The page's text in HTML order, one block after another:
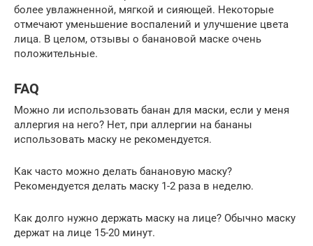
более увлажненной, мягкой и сияющей. Некоторые
отмечают уменьшение воспалений и улучшение цвета
лица. В целом, отзывы о банановой маске очень
положительные.
FAQ
Можно ли использовать банан для маски, если у меня
аллергия на него? Нет, при аллергии на бананы
использовать маску не рекомендуется.
Как часто можно делать банановую маску?
Рекомендуется делать маску 1-2 раза в неделю.
Как долго нужно держать маску на лице? Обычно маску
держат на лице 15-20 минут.